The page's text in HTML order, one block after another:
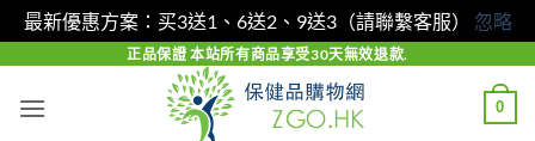
最新優惠方案：买3送1、6送2、9送3（請聯繫客服） 忽略
content
正品保證 本站所有商品享受30天無效退款.
0